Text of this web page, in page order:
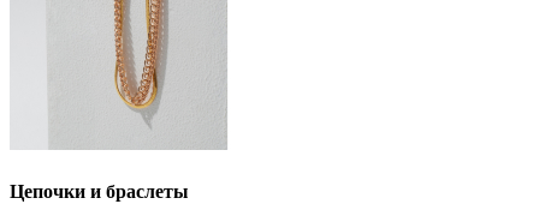
Цепочки и браслеты